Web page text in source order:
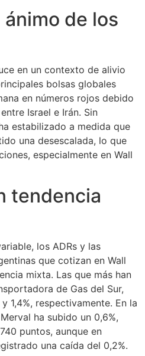
de los
en un contexto de alivio
bolsas globales
en números rojos debido
Israel e Irán. Sin
estabilizado a medida que
una desescalada, lo que
especialmente en Wall
tendencia
los ADRs y las
que cotizan en Wall
mixta. Las que más han
de Gas del Sur,
1,4%, respectivamente. En la
ha subido un 0,6%,
puntos, aunque en
una caída del 0,2%.